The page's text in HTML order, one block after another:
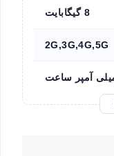
8 گیگابایت
2G,3G,4G,5G